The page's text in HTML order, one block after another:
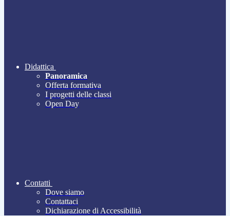
Didattica
Panoramica
Offerta formativa
I progetti delle classi
Open Day
Contatti
Dove siamo
Contattaci
Dichiarazione di Accessibilità